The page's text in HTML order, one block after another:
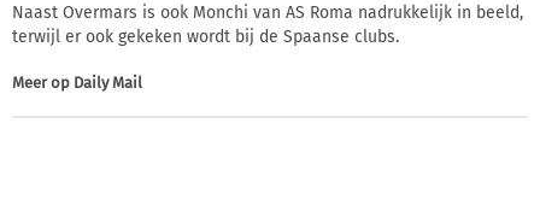
Naast Overmars is ook Monchi van AS Roma nadrukkelijk in beeld,
terwijl er ook gekeken wordt bij de Spaanse clubs.
Meer op Daily Mail